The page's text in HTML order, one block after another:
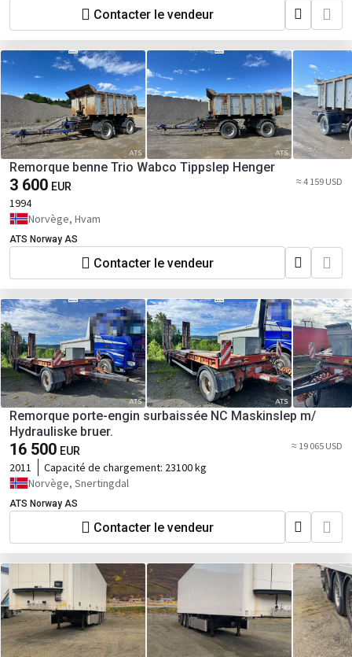
Contacter le vendeur
Remorque benne Trio Wabco Tippslep Henger
3 600 EUR ≈ 4 159 USD
1994
Norvège, Hvam
ATS Norway AS
Contacter le vendeur
Remorque porte-engin surbaissée NC Maskinslep m/
Hydrauliske bruer.
16 500 EUR ≈ 19 065 USD
2011 Capacité de chargement: 23100 kg
Norvège, Snertingdal
ATS Norway AS
Contacter le vendeur